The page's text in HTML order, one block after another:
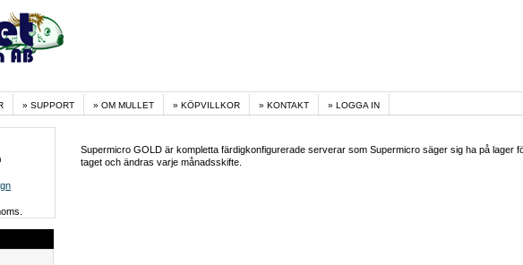
SUPPORT OM MULLET KÖPVILLKOR KONTAKT LOGGA IN
Supermicro GOLD är kompletta färdigkonfigurerade serverar som Supermicro säger sig ha på lager
taget och ändras varje månadsskifte.